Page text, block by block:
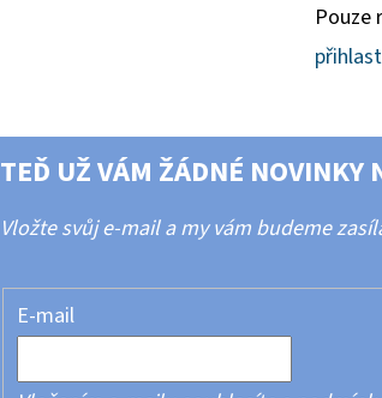
Pouze
TEĎ UŽ VÁM ŽÁDNÉ NOVINKY
Vložte svůj e-mail a my vám budeme
E-mail